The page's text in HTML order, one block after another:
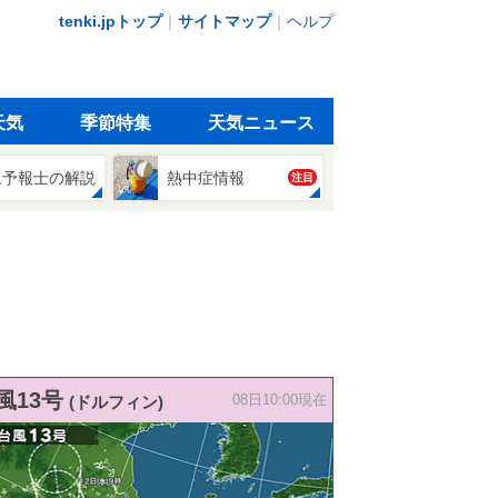
tenki.jpトップ｜ サイトマップ｜ ヘルプ
気 季節特集 天気ニュース
報士の解説 熱中症情報 注目
13号 (ドルフィン) 08日10:00現在